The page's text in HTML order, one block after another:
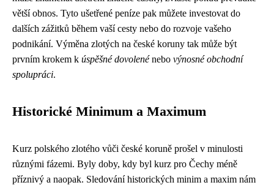
větší obnos. Tyto ušetřené peníze pak můžete investovat do
dalších zážitků během vaší cesty nebo do rozvoje vašeho
podnikání. Výměna zlotých na české koruny tak může být
prvním krokem k úspěšné dovolenénebo výnosné obchodní
spolupráci.
Historické Minimum a Maximum
Kurz polského zlotého vůči české koruně prošel v minulosti
různými fázemi. Byly doby, kdy byl kurz pro Čechy méně
příznivý a naopak. Sledování historických minim a maxim nám